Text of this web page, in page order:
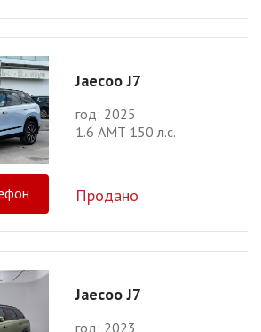
Jaecoo J7
год: 2025
1.6 АМТ 150 л.с.
Продано
Jaecoo J7
год: 2023